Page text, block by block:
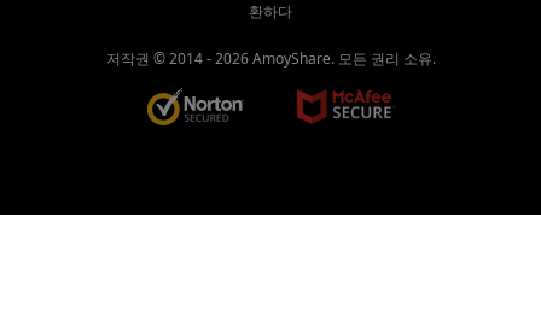
환하다
저작권 © 2014 -2026AmoyShare. 모든 권리 소유.